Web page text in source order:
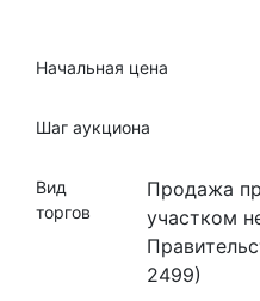
Начальная цена
Шаг аукциона
Вид
торгов
Продажа
участком
2499)